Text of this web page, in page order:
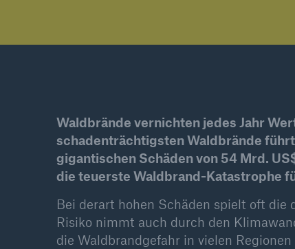
Waldbrände vernichten jedes Jahr
schadenträchtigsten Waldbrände
gigantischen Schäden von 54 Mrd.
die teuerste Waldbrand-Katastrophe
Bei derart hohen Schäden spielt oft die
Risiko nimmt auch durch den
die Waldbrandgefahr in vielen
Lösungen
Sachdeckung durch einen
leistungsfähigen